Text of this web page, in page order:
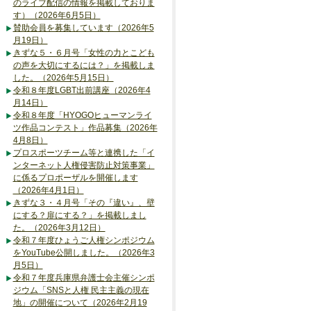
のライブ配信の情報を掲載しておりま
す）（2026年6月5日）
賛助会員を募集しています（2026年5
月19日）
きずな５・６月号「女性の力とこども
の声を大切にするには？」を掲載しま
した。（2026年5月15日）
令和８年度LGBT出前講座（2026年4
月14日）
令和８年度「HYOGOヒューマンライ
ツ作品コンテスト」作品募集（2026年
4月8日）
プロスポーツチーム等と連携した「イ
ンターネット人権侵害防止対策事業」
に係るプロポーザルを開催します
（2026年4月1日）
きずな３・４月号「その『違い』、壁
にする？扉にする？」を掲載しまし
た。（2026年3月12日）
令和７年度ひょうご人権シンポジウム
をYouTube公開しました。（2026年3
月5日）
令和７年度兵庫県弁護士会主催シンポ
ジウム「SNSと人権 民主主義の現在
地」の開催について（2026年2月19